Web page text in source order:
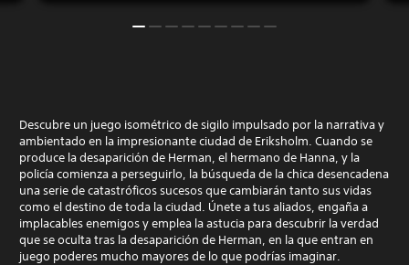
Descubre un juego isométrico de sigilo impulsado por la narrativa y
ambientado en la impresionante ciudad de Eriksholm. Cuando se
produce la desaparición de Herman, el hermano de Hanna, y la
policía comienza a perseguirlo, la búsqueda de la chica desencadena
una serie de catastróficos sucesos que cambiarán tanto sus vidas
como el destino de toda la ciudad. Únete a tus aliados, engaña a
implacables enemigos y emplea la astucia para descubrir la verdad
que se oculta tras la desaparición de Herman, en la que entran en
juego poderes mucho mayores de lo que podrías imaginar.